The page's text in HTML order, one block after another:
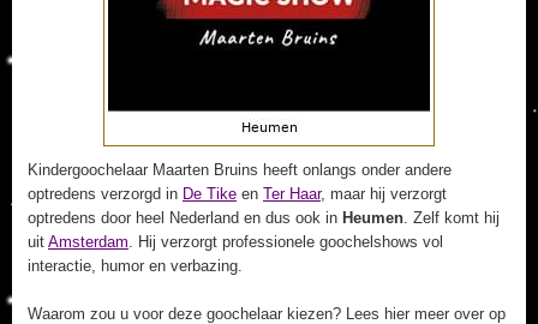
Kindergoochelaar Maarten Bruins heeft onlangs onder andere
optredens verzorgd in De Tike en Ter Haar, maar hij verzorgt
optredens door heel Nederland en dus ook in Heumen. Zelf komt hij
uit Amsterdam. Hij verzorgt professionele goochelshows vol
interactie, humor en verbazing.
Waarom zou u voor deze goochelaar kiezen? Lees hier meer over op